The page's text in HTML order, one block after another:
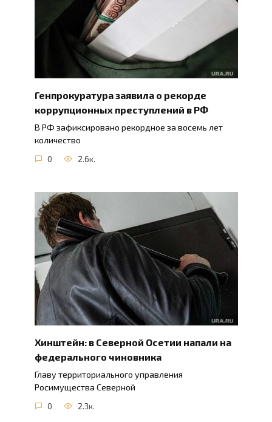
Генпрокуратура заявила о рекорде
коррупционных преступлений в РФ
В РФ зафиксировано рекордное за восемь лет
количество
0 2.6к.
Хинштейн: в Северной Осетии напали на
федерального чиновника
Главу территориального управления
Росимущества Северной
0 2.3к.